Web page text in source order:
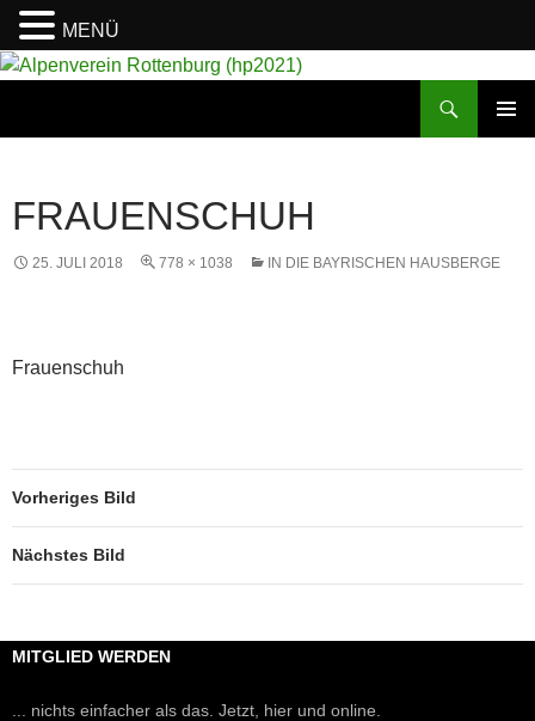
FRAUENSCHUH
25. JULI 2018 778 × 1038 IN DIE BAYRISCHEN HAUSBERGE
Frauenschuh
Vorheriges Bild
Nächstes Bild
MITGLIED WERDEN
... nichts einfacher als das. Jetzt, hier und online.
MENÜ